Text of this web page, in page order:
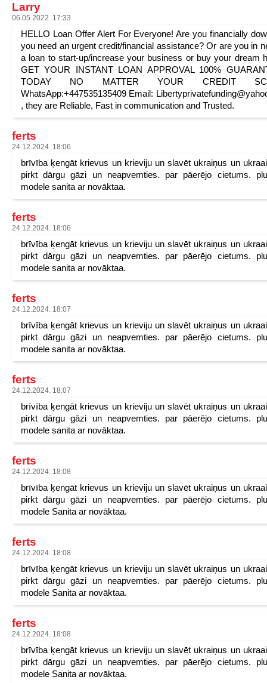
Larry
06.05.2022. 17:33
HELLO Loan Offer Alert For Everyone! Are you financially
you need an urgent credit/financial assistance? Or are you in
a loan to start-up/increase your business or buy your dream
GET YOUR INSTANT LOAN APPROVAL 100%
TODAY NO MATTER YOUR CREDIT
WhatsApp:+447535135409 Email:
, they are Reliable, Fast in communication and Trusted.
ferts
24.12.2024. 18:06
brīvība ķengāt krievus un krieviju un slavēt ukraiņus un
pirkt dārgu gāzi un neapvemties. par pāerējo cietums.
modele sanita ar novāktaa.
ferts
24.12.2024. 18:06
brīvība ķengāt krievus un krieviju un slavēt ukraiņus un
pirkt dārgu gāzi un neapvemties. par pāerējo cietums.
modele sanita ar novāktaa.
ferts
24.12.2024. 18:07
brīvība ķengāt krievus un krieviju un slavēt ukraiņus un
pirkt dārgu gāzi un neapvemties. par pāerējo cietums.
modele sanita ar novāktaa.
ferts
24.12.2024. 18:07
brīvība ķengāt krievus un krieviju un slavēt ukraiņus un
pirkt dārgu gāzi un neapvemties. par pāerējo cietums.
modele sanita ar novāktaa.
ferts
24.12.2024. 18:08
brīvība ķengāt krievus un krieviju un slavēt ukraiņus un
pirkt dārgu gāzi un neapvemties. par pāerējo cietums.
modele Sanita ar novāktaa.
ferts
24.12.2024. 18:08
brīvība ķengāt krievus un krieviju un slavēt ukraiņus un
pirkt dārgu gāzi un neapvemties. par pāerējo cietums.
modele Sanita ar novāktaa.
ferts
24.12.2024. 18:08
brīvība ķengāt krievus un krieviju un slavēt ukraiņus un
pirkt dārgu gāzi un neapvemties. par pāerējo cietums.
modele Sanita ar novāktaa.